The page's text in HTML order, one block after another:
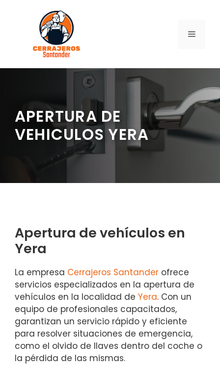
contenido
MENÚ
APERTURA DE
VEHICULOS YERA
Apertura de vehículos en
Yera
La empresa Cerrajeros Santander ofrece
servicios especializados en la apertura de
vehículos en la localidad de Yera. Con un
equipo de profesionales capacitados,
garantizan un servicio rápido y eficiente
para resolver situaciones de emergencia,
como el olvido de llaves dentro del coche o
la pérdida de las mismas.